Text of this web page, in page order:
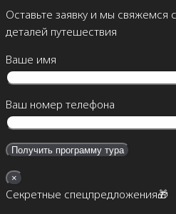
Оставьте заявку и мы свяжемся
деталей путешествия
Ваше имя
Ваш номер телефона
×
Секретные спецпредложения🎁